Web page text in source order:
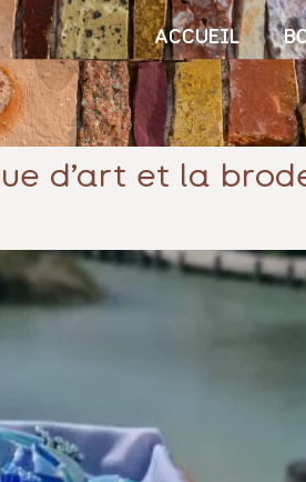
ACCUEIL
d’art et la